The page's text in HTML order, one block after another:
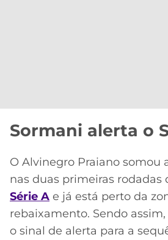
Sormani alerta o
O Alvinegro Praiano somou
nas duas primeiras rodadas
Série A e já está perto da
rebaixamento. Sendo
o sinal de alerta para a